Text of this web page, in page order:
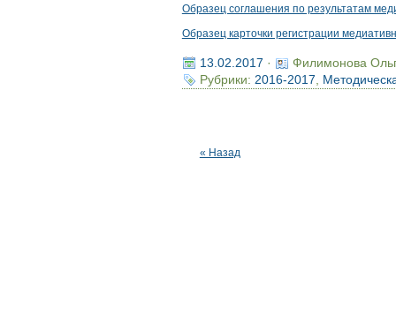
Образец соглашения по результатам
Образец карточки регистрации
13.02.2017 ·
Филимонова
Рубрики: 2016-2017,
« Назад